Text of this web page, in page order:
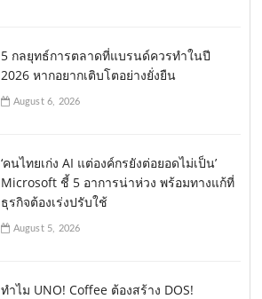
5 กลยุทธ์การตลาดที่แบรนด์ควรทำในปี
2026 หากอยากเติบโตอย่างยั่งยืน
August 6, 2026
‘คนไทยเก่ง AI แต่องค์กรยังต่อยอดไม่เป็น’
Microsoft ชี้ 5 อาการน่าห่วง พร้อมทางแก้ที่
ธุรกิจต้องเร่งปรับใช้
August 5, 2026
ทำไม UNO! Coffee ต้องสร้าง DOS!